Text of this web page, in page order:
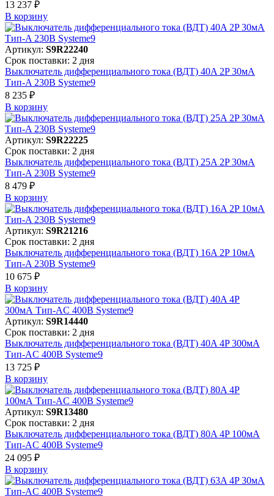
13 237 ₽
В корзинy
Артикул: S9R22240
Срок поставки: 2 дня
Выключатель дифференциального тока (ВДТ) 40A 2P 30мА
Тип-A 230В Systeme9
8 235 ₽
В корзинy
Артикул: S9R22225
Срок поставки: 2 дня
Выключатель дифференциального тока (ВДТ) 25A 2P 30мА
Тип-A 230В Systeme9
8 479 ₽
В корзинy
Артикул: S9R21216
Срок поставки: 2 дня
Выключатель дифференциального тока (ВДТ) 16A 2P 10мА
Тип-A 230В Systeme9
10 675 ₽
В корзинy
Артикул: S9R14440
Срок поставки: 2 дня
Выключатель дифференциального тока (ВДТ) 40A 4P 300мА
Тип-AC 400В Systeme9
13 725 ₽
В корзинy
Артикул: S9R13480
Срок поставки: 2 дня
Выключатель дифференциального тока (ВДТ) 80A 4P 100мА
Тип-AC 400В Systeme9
24 095 ₽
В корзинy